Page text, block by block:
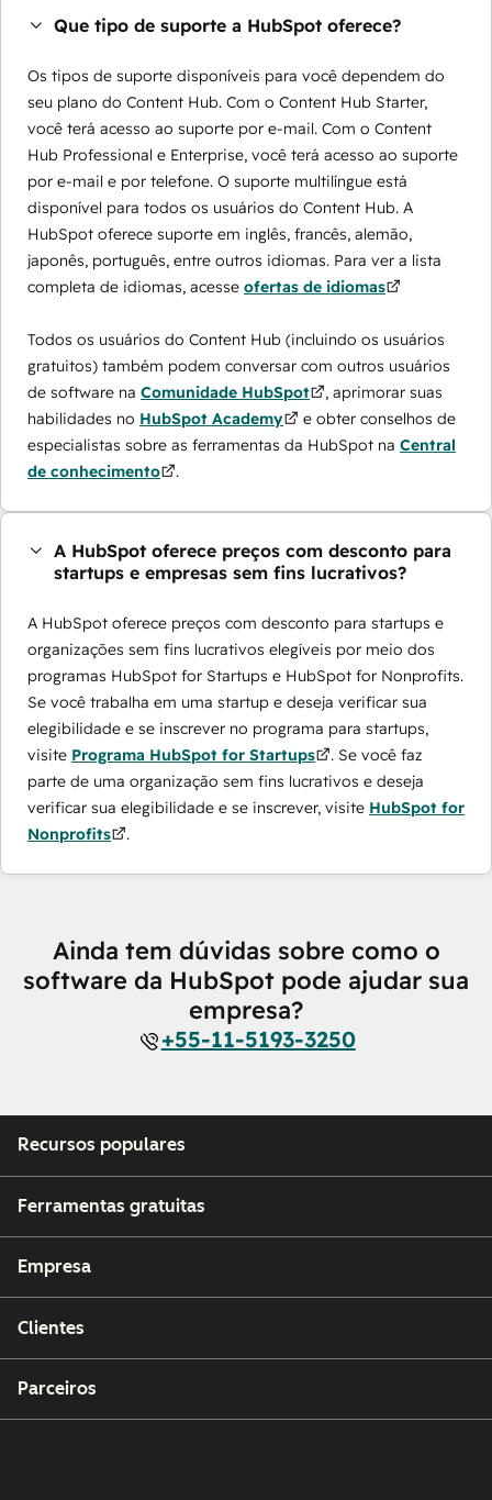
Que tipo de suporte a HubSpot oferece?
Os tipos de suporte disponíveis para você dependem do
seu plano do Content Hub. Com o Content Hub Starter,
você terá acesso ao suporte por e-mail. Com o Content
Hub Professional e Enterprise, você terá acesso ao suporte
por e-mail e por telefone. O suporte multilíngue está
disponível para todos os usuários do Content Hub. A
HubSpot oferece suporte em inglês, francês, alemão,
japonês, português, entre outros idiomas. Para ver a lista
completa de idiomas, acesse ofertas de idiomas
Todos os usuários do Content Hub (incluindo os usuários
gratuitos) também podem conversar com outros usuários
de software na Comunidade HubSpot
, aprimorar suas
habilidades no HubSpot Academy
e obter conselhos de
especialistas sobre as ferramentas da HubSpot na Central
de conhecimento
.
A HubSpot oferece preços com desconto para
startups e empresas sem fins lucrativos?
A HubSpot oferece preços com desconto para startups e
organizações sem fins lucrativos elegíveis por meio dos
programas ​HubSpot for Startups e HubSpot for Nonprofits.
Se você trabalha em uma startup e deseja verificar sua
elegibilidade e se inscrever no programa para startups,
visite Programa HubSpot for Startups
. Se você faz
parte de uma organização sem fins lucrativos e deseja
verificar sua elegibilidade e se inscrever, visite HubSpot for
Nonprofits
.
Ainda tem dúvidas sobre como o
software da HubSpot pode ajudar sua
empresa?
+55-11-5193-3250
Recursos populares
Ferramentas gratuitas
Empresa
Clientes
Parceiros